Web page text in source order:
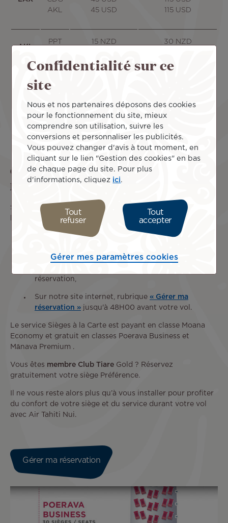
AKL
45 USD
115 USD
AKL
PPT
15 NZD
30 NZD
SYD PPT
NRT PPT 4 900 JPY 11 200 JPY
Comment réserver un siège sur Air Tahiti
Nui ?
Si votre billet n'est pas associé à un siège, n'hésitez pas à
le réserver :
À l'agence Air Tahiti Nui Papeete ou en contactant
votre vol. Dans ce cas, le paiement du supplément
réservation,
Sur notre site internet, rubrique « Gérer ma
réservation » jusqu'à 48H00 avant votre vol.
Le service Sièges à la Carte est payant en classe Moana
Economy et gratuit en classes Poerava Business et
Mānava Premium .
Vous êtes membre Club Tiare Gold ? Réservez
gratuitement votre siège Préférence.
Il ne vous reste alors plus qu’à vous installer pour profiter
du confort de votre siège et du service durant votre vol
avec Air Tahiti Nui.
Gérer ma réservation
Confidentialité sur ce
site
Nous et nos partenaires déposons des cookies
pour le fonctionnement du site, mieux
comprendre son utilisation, suivre les
conversions et personnaliser les publicités.
Vous pouvez changer d'avis à tout moment, en
cliquant sur le lien "Gestion des cookies" en bas
de chaque page du site. Pour plus
d'informations, cliquez ici
Tout
refuser
Tout
accepter
Gérer mes paramètres cookies